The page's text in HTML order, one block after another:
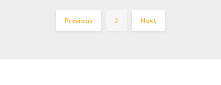
Previous 2 Next